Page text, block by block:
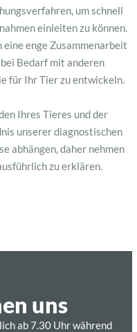
um schnell
einleiten zu können.
enge Zusammenarbeit
Bedarf mit anderen
für Ihr Tier zu entwickeln.
Ihres Tieres und der
unserer diagnostischen
abhängen, daher nehmen
zu erklären.
uns
ab 7.30 Uhr während